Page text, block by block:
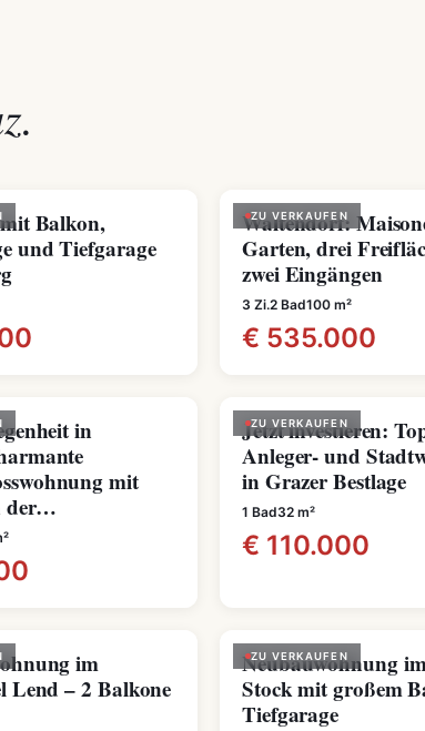
Balkon,
und Tiefgarage
ZU VERKAUFEN
Waltendorf:
Garten, drei
zwei Eingängen
3 Zi.2 Bad100 m²
€ 535.000
in
mit
der…
ZU VERKAUFEN
Jetzt investieren:
Anleger- und
in Grazer Bestlage
1 Bad32 m²
€ 110.000
im
Lend – 2 Balkone
ZU VERKAUFEN
Neubauwohnung
Stock mit großem
Tiefgarage